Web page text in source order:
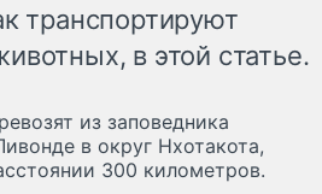
транспортируют
в этой статье.
из заповедника
в округ Нхотакота,
300 километров.